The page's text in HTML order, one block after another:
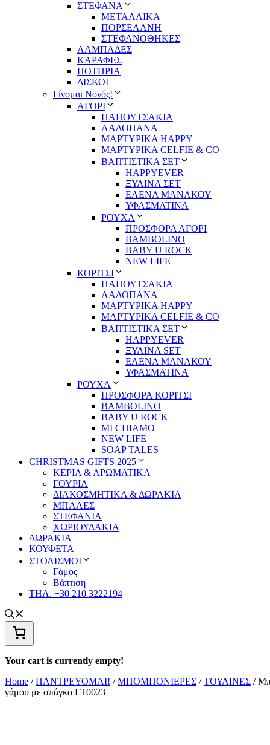
ΣΤΕΦΑΝΑ
ΜΕΤΑΛΛΙΚΑ
ΠΟΡΣΕΛΑΝΗ
ΣΤΕΦΑΝΟΘΗΚΕΣ
ΛΑΜΠΑΔΕΣ
ΚΑΡΑΦΕΣ
ΠΟΤΗΡΙΑ
ΔΙΣΚΟΙ
Γίνομαι Νονός!
ΑΓΟΡΙ
ΠΑΠΟΥΤΣΑΚΙΑ
ΛΑΔΟΠΑΝΑ
ΜΑΡΤΥΡΙΚΑ HAPPY
ΜΑΡΤΥΡΙΚΑ CELFIE & CO
ΒΑΠΤΙΣΤΙΚΑ ΣΕΤ
HAPPYEVER
ΞΥΛΙΝΑ ΣΕΤ
ΕΛΕΝΑ ΜΑΝΑΚΟΥ
ΥΦΑΣΜΑΤΙΝΑ
ΡΟΥΧΑ
ΠΡΟΣΦΟΡΑ ΑΓΟΡΙ
BAMBOLINO
BABY U ROCK
NEW LIFE
ΚΟΡΙΤΣΙ
ΠΑΠΟΥΤΣΑΚΙΑ
ΛΑΔΟΠΑΝΑ
ΜΑΡΤΥΡΙΚΑ HAPPY
ΜΑΡΤΥΡΙΚΑ CELFIE & CO
ΒΑΠΤΙΣΤΙΚΑ ΣΕΤ
HAPPYEVER
ΞΥΛΙΝΑ SET
ΕΛΕΝΑ ΜΑΝΑΚΟΥ
ΥΦΑΣΜΑΤΙΝΑ
ΡΟΥΧΑ
ΠΡΟΣΦΟΡΑ ΚΟΡΙΤΣΙ
BAMBOLINO
BABY U ROCK
MI CHIAMO
NEW LIFE
SOAP TALES
CHRISTMAS GIFTS 2025
ΚΕΡΙΑ & ΑΡΩΜΑΤΙΚΑ
ΓΟΥΡΙΑ
ΔΙΑΚΟΣΜΗΤΙΚΑ & ΔΩΡΑΚΙΑ
ΜΠΑΛΕΣ
ΣΤΕΦΑΝΙΑ
ΧΩΡΙΟΥΔΑΚΙΑ
ΔΩΡΑΚΙΑ
ΚΟΥΦΕΤΑ
ΣΤΟΛΙΣΜΟΙ
Γάμος
Βάπτιση
ΤΗΛ. +30 210 3222194
Your cart is currently empty!
Home /ΠΑΝΤΡΕΥΟΜΑΙ! /ΜΠΟΜΠΟΝΙΕΡΕΣ /ΤΟΥΛΙΝΕΣ /
γάμου με σπάγκο ΓΤ0023